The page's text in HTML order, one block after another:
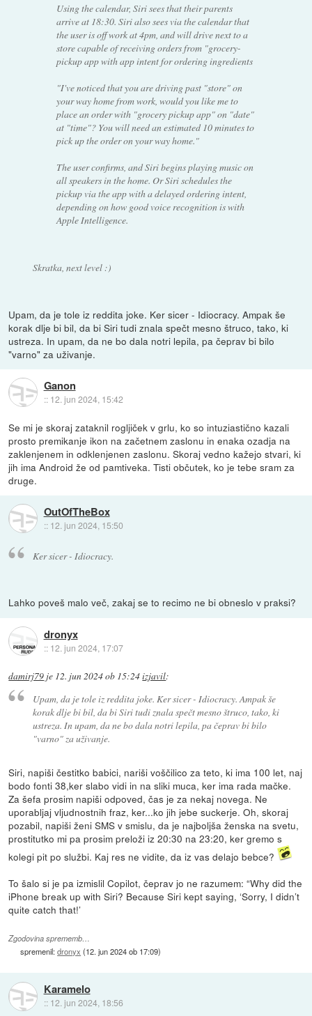
Using the calendar, Siri sees that their parents
arrive at 18:30. Siri also sees via the calendar that
the user is off work at 4pm, and will drive next to a
store capable of receiving orders from "grocery-
pickup app with app intent for ordering ingredients
"I've noticed that you are driving past "store" on
your way home from work, would you like me to
place an order with "grocery pickup app" on "date"
at "time"? You will need an estimated 10 minutes to
pick up the order on your way home."
The user confirms, and Siri begins playing music on
all speakers in the home. Or Siri schedules the
pickup via the app with a delayed ordering intent,
depending on how good voice recognition is with
Apple Intelligence.
Skratka, next level :)
Upam, da je tole iz reddita joke. Ker sicer - Idiocracy. Ampak še
korak dlje bi bil, da bi Siri tudi znala spečt mesno štruco, tako, ki
ustreza. In upam, da ne bo dala notri lepila, pa čeprav bi bilo
"varno" za uživanje.
Ganon
:: 12. jun 2024, 15:42
Se mi je skoraj zataknil rogljiček v grlu, ko so intuziastično kazali
prosto premikanje ikon na začetnem zaslonu in enaka ozadja na
zaklenjenem in odklenjenen zaslonu. Skoraj vedno kažejo stvari, ki
jih ima Android že od pamtiveka. Tisti občutek, ko je tebe sram za
druge.
OutOfTheBox
:: 12. jun 2024, 15:50
Ker sicer - Idiocracy.
Lahko poveš malo več, zakaj se to recimo ne bi obneslo v praksi?
dronyx
:: 12. jun 2024, 17:07
damirj79 je 12. jun 2024 ob 15:24izjavil:
Upam, da je tole iz reddita joke. Ker sicer - Idiocracy. Ampak še
korak dlje bi bil, da bi Siri tudi znala spečt mesno štruco, tako, ki
ustreza. In upam, da ne bo dala notri lepila, pa čeprav bi bilo
"varno" za uživanje.
Siri, napiši čestitko babici, nariši voščilico za teto, ki ima 100 let, naj
bodo fonti 38,ker slabo vidi in na sliki muca, ker ima rada mačke.
Za šefa prosim napiši odpoved, čas je za nekaj novega. Ne
uporabljaj vljudnostnih fraz, ker...ko jih jebe suckerje. Oh, skoraj
pozabil, napiši ženi SMS v smislu, da je najboljša ženska na svetu,
prostitutko mi pa prosim preloži iz 20:30 na 23:20, ker gremo s
kolegi pit po službi. Kaj res ne vidite, da iz vas delajo bebce?
To šalo si je pa izmislil Copilot, čeprav jo ne razumem: “Why did the
iPhone break up with Siri? Because Siri kept saying, ‘Sorry, I didn’t
quite catch that!’
Zgodovina sprememb…
spremenil:dronyx (12. jun 2024 ob 17:09)
Karamelo
:: 12. jun 2024, 18:56